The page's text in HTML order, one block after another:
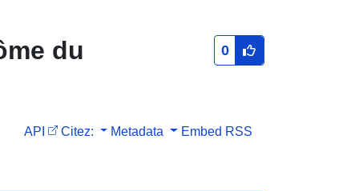
du
0
API Citez: Metadata Embed RSS